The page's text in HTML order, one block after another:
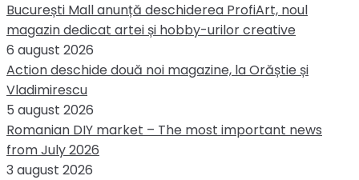
București Mall anunță deschiderea ProfiArt, noul
magazin dedicat artei și hobby-urilor creative
6 august 2026
Action deschide două noi magazine, la Orăștie și
Vladimirescu
5 august 2026
Romanian DIY market – The most important news
from July 2026
3 august 2026